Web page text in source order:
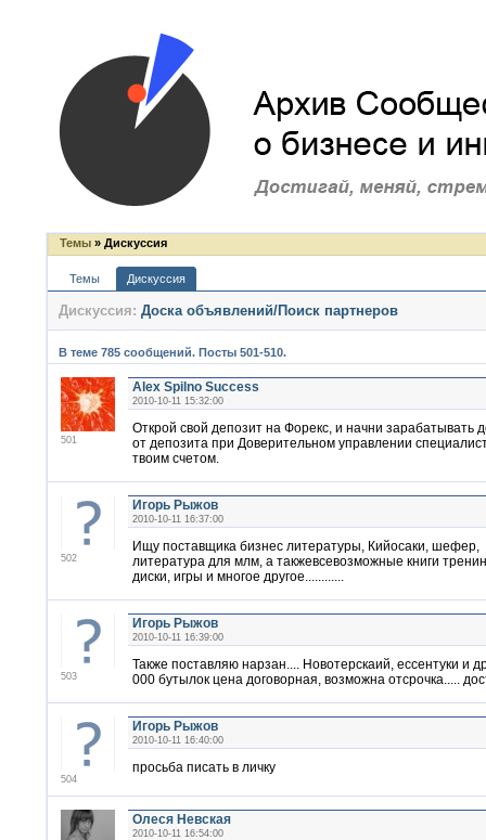
Темы » Дискуссия
Темы Дискуссия
Дискуссия: Доска объявлений/Поиск партнеров
В теме 785 сообщений. Посты 501-510.
501
Alex Spilno Success
2010-10-11 15:32:00
Открой свой депозит на Форекс, и начни зарабатывать
от депозита при Доверительном управлении
твоим счетом.
502
Игорь Рыжов
2010-10-11 16:37:00
Ищу поставщика бизнес литературы, Кийосаки, шефер,
литература для млм, а такжевсевозможные книги
диски, игры и многое другое............
503
Игорь Рыжов
2010-10-11 16:39:00
Также поставляю нарзан.... Новотерскаий, ессентуки и
000 бутылок цена договорная, возможна отсрочка.....
504
Игорь Рыжов
2010-10-11 16:40:00
просьба писать в личку
Олеся Невская
2010-10-11 16:54:00